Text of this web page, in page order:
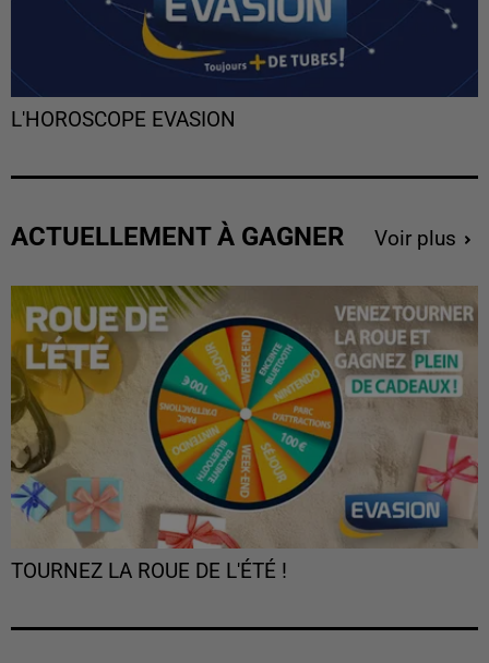
L'HOROSCOPE EVASION
ACTUELLEMENT À GAGNER Voir plus
TOURNEZ LA ROUE DE L'ÉTÉ !